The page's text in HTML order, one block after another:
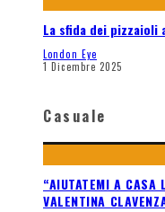
La sfida dei pizzaioli
London Eye
1 Dicembre 2025
Casuale
“AIUTATEMI A CASA
VALENTINA